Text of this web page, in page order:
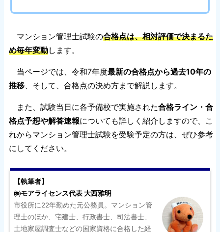
マンション管理士試験の合格点は、相対評価で決まるた
め毎年変動します。
当ページでは、令和7年度最新の合格点から過去10年の
推移 、そして、合格点の決め方まで解説します。
また、試験当日に各予備校で実施された合格ライン・合
格点予想や解答速報についても詳しく紹介しますので、こ
れからマンション管理士試験を受験予定の方は、ぜひ参考
にしてください。
【執筆者】
㈱モアライセンス代表 大西雅明
市役所に22年勤めた元公務員。マンション管
理士のほか、宅建士、行政書士、司法書士、
土地家屋調査士などの国家資格に合格した経